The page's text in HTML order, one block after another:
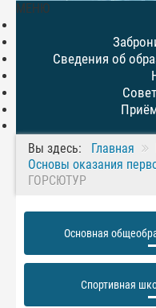
МЕНЮ
Сведения об
Вы здесь: Главная
Основы оказания
ГОРСЮТУР
Основная
Спортивная